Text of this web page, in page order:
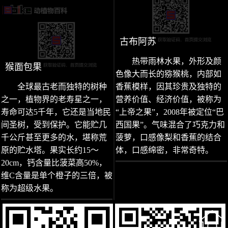
猴面包果
全球最古老而独特的树种
之一，植物界的老寿星之一，
寿命可达5千年，它还是当地民
间圣树，受到保护。它能贮几
千公斤甚至更多的水，堪称荒
原的贮水塔。果实长约15～
20cm，钙含量比菠菜高50%，
维C含量是单个橙子的三倍，被
称为超级水果。
古布阿苏
热带雨林水果，外形及颜
色像大而长的猕猴桃，内部如
香蕉模样，因其珍贵及独特的
营养价值、经济价值，被称为
“上帝之果”，2008年被定位“巴
西国果”。气味混合了巧克力和
菠萝，口感像梨和香蕉的结合
体，口感绵密，非常奇特。